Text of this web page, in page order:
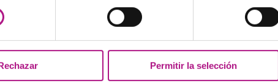
Permitir la selección
toda la familia
que puedes hacer para aprender inglés con los
ir más allá, puedes probar con estas dos ideas: